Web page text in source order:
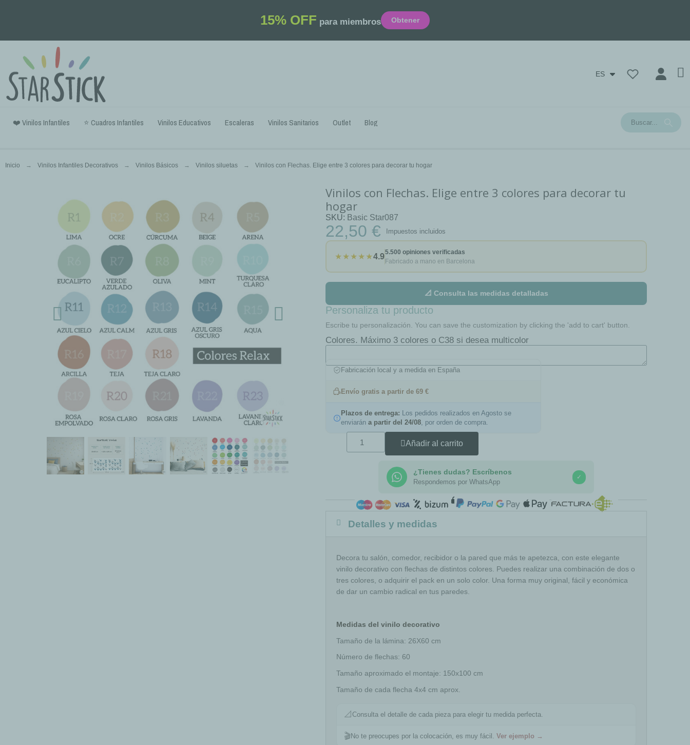
15% OFF para miembros Obtener
ES
❤️ Vinilos Infantiles ⭐ Cuadros Infantiles Vinilos Educativos Escaleras Vinilos Sanitarios Outlet Blog
Inicio Vinilos Infantiles Decorativos Vinilos Básicos Vinilos siluetas Vinilos con Flechas. Elige entre 3 colores para decorar tu hogar
Vinilos con Flechas. Elige entre 3 colores para decorar tu
hogar
SKU Basic Star087
22,50 € Impuestos incluidos
★★★★★4.9
5.500 opiniones verificadas
Fabricado a mano en Barcelona
📐 Consulta las medidas detalladas
Personaliza tu producto
Escribe tu personalización. You can save the customization by clicking the 'add to cart' button.
Colores. Máximo 3 colores o C38 si desea multicolor
Fabricación local y a medida en España
Envío gratis a partir de 69 €
Plazos de entrega: Los pedidos realizados en Agosto se
enviarána partir del 24/08, por orden de compra.
Añadir al carrito
¿Tienes dudas? Escríbenos
Respondemos por WhatsApp
✓
COMPRA SEGURA
Detalles y medidas
Decora tu salón, comedor, recibidor o la pared que más te apetezca, con este elegante
vinilo decorativo con flechas de distintos colores. Puedes realizar una combinación de dos o
tres colores, o adquirir el pack en un solo color. Una forma muy original, fácil y económica
de dar un cambio radical en tus paredes.
Medidas del vinilo decorativo
Tamaño de la lámina: 26X60 cm
Número de flechas: 60
Tamaño aproximado el montaje: 150x100 cm
Tamaño de cada flecha 4x4 cm aprox.
📐 Consulta el detalle de cada pieza para elegir tu medida perfecta.
🎬No te preocupes por la colocación, es muy fácil.Ver ejemplo →